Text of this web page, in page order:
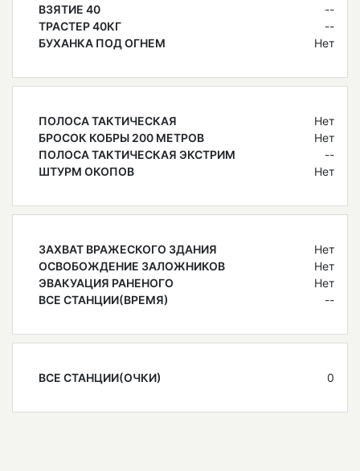
ВЗЯТИЕ 40
--
ТРАСТЕР 40КГ
--
БУХАНКА ПОД ОГНЕМ
Нет
ПОЛОСА ТАКТИЧЕСКАЯ
Нет
БРОСОК КОБРЫ 200 МЕТРОВ
Нет
ПОЛОСА ТАКТИЧЕСКАЯ ЭКСТРИМ
--
ШТУРМ ОКОПОВ
Нет
ЗАХВАТ ВРАЖЕСКОГО ЗДАНИЯ
Нет
ОСВОБОЖДЕНИЕ ЗАЛОЖНИКОВ
Нет
ЭВАКУАЦИЯ РАНЕНОГО
Нет
ВСЕ СТАНЦИИ(ВРЕМЯ)
--
ВСЕ СТАНЦИИ(ОЧКИ) 0